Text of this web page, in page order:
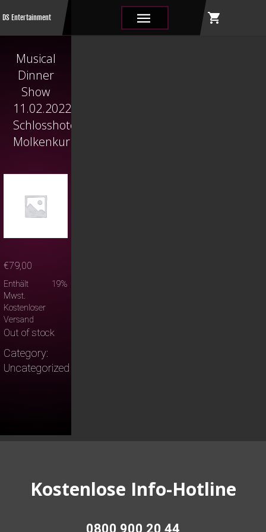
DS Entertainment ||| shopping_cart
Musical
Dinner
Show
11.02.2022
Schlosshotel
Molkenkur
€79,00
Enthält 19%
Mwst.
Kostenloser
Versand
Out of stock
Category:
Uncategorized
Kostenlose Info-Hotline
0800 900 20 44